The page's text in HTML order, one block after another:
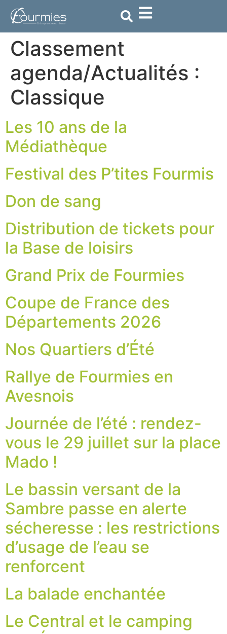
principal
Classement
agenda/Actualités :
Classique
Les 10 ans de la
Médiathèque
Festival des P’tites Fourmis
Don de sang
Distribution de tickets pour
la Base de loisirs
Grand Prix de Fourmies
Coupe de France des
Départements 2026
Nos Quartiers d’Été
Rallye de Fourmies en
Avesnois
Journée de l’été : rendez-
vous le 29 juillet sur la place
Mado !
Le bassin versant de la
Sambre passe en alerte
sécheresse : les restrictions
d’usage de l’eau se
renforcent
La balade enchantée
Le Central et le camping